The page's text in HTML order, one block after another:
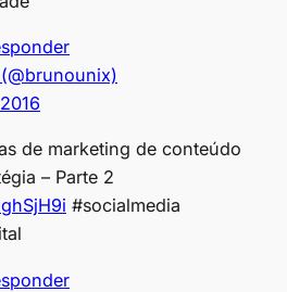
de marketing de conteúdo
– Parte 2
#socialmedia